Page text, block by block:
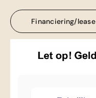
Financiering/lease